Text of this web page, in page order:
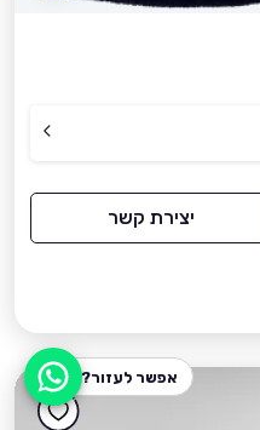
יצירת קשר
אפשר לעזור?